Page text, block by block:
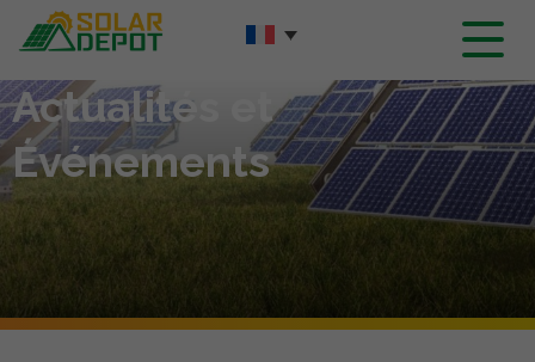
Contenu
principal
Actualités et
Événements